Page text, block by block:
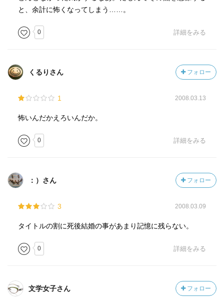
と、余計に怖くなってしまう……。
0 詳細をみる
くるりさん フォロー
1 2008.03.13
怖いんだかえろいんだか。
0 詳細をみる
：）さん フォロー
3 2008.03.09
タイトルの割に死後結婚の事があまり記憶に残らない。
0 詳細をみる
文学女子さん フォロー